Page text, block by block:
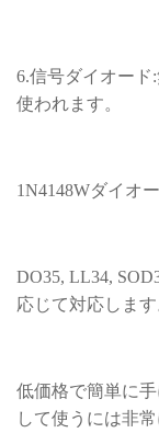
6.信号ダイオード
使われます。
1N4148Wダイオ
DO35, LL34,
応じて対応します
低価格で簡単に
して使うには非常